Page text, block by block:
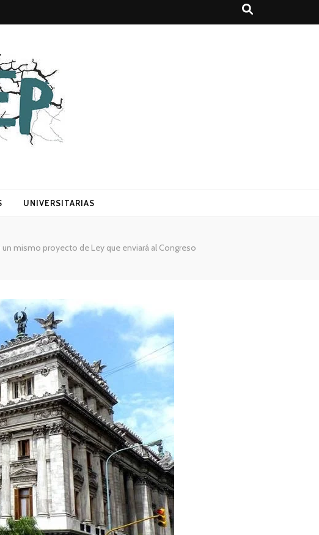
UNIVERSITARIAS
mismo proyecto de Ley que enviará al Congreso